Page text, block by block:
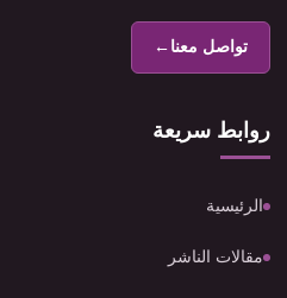
تواصل معنا←
روابط سريعة
الرئيسية
مقالات الناشر